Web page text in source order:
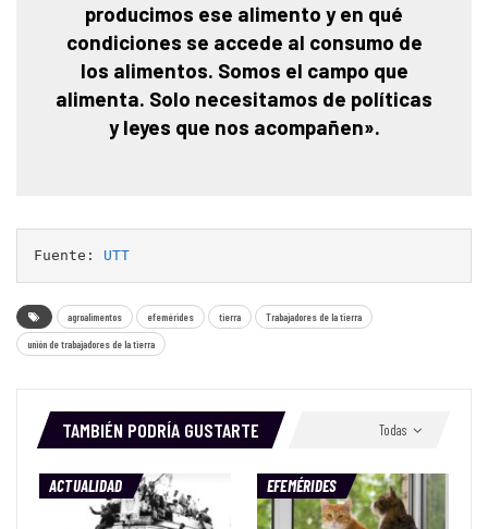
producimos ese alimento y en qué
condiciones se accede al consumo de
los alimentos. Somos el campo que
alimenta. Solo necesitamos de políticas
y leyes que nos acompañen».
Fuente: UTT
agroalimentos efemérides tierra Trabajadores de la tierra
unión de trabajadores de la tierra
Todas
TAMBIÉN PODRÍA GUSTARTE
ACTUALIDAD EFEMÉRIDES